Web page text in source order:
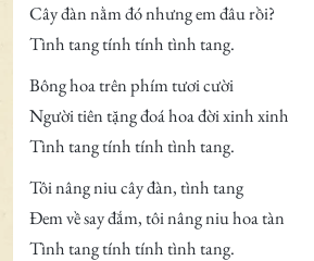
Cây đàn nằm đó nhưng em đâu rồi?
Tình tang tính tính tình tang.
Bông hoa trên phím tươi cười
Người tiên tặng đoá hoa đời xinh xinh
Tình tang tính tính tình tang.
Tôi nâng niu cây đàn, tình tang
Đem về say đắm, tôi nâng niu hoa tàn
Tình tang tính tính tình tang.